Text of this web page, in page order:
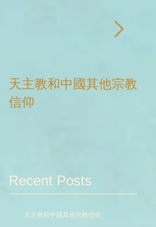
天主教和中國其他宗教
信仰
Recent Posts
天主教和中國其他宗教信仰